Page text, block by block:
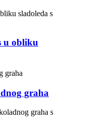
u obliku
graha